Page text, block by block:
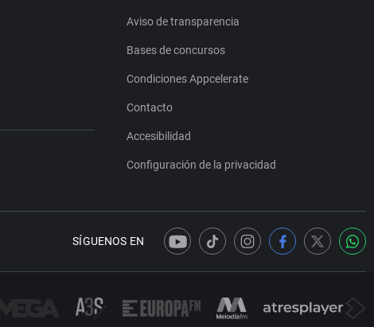
Aviso de transparencia
Bases de concursos
Condiciones Appcelerate
Contacto
Accesibilidad
Configuración de la privacidad
SÍGUENOS EN